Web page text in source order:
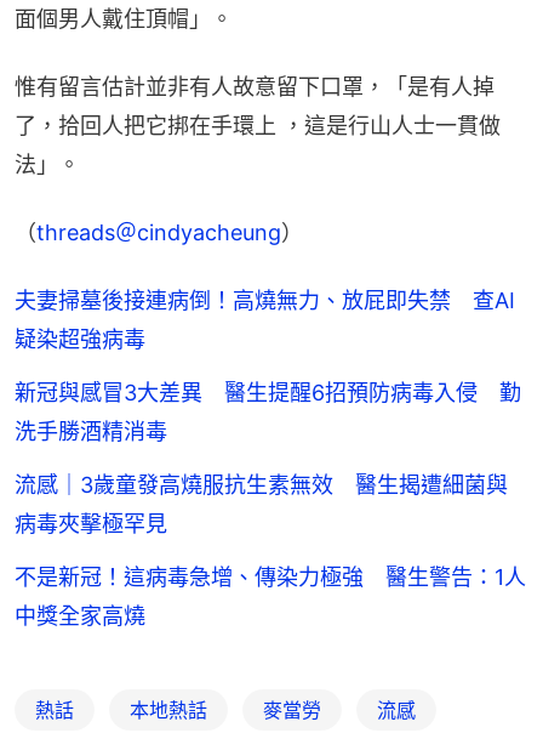
面個男人戴住頂帽」。
惟有留言估計並非有人故意留下口罩，「是有人掉
了，拾回人把它挷在手環上 ，這是行山人士一貫做
法」。
（threads＠cindyacheung）
夫妻掃墓後接連病倒！高燒無力、放屁即失禁 查AI
疑染超強病毒
新冠與感冒3大差異 醫生提醒6招預防病毒入侵 勤
洗手勝酒精消毒
流感｜3歲童發高燒服抗生素無效 醫生揭遭細菌與
病毒夾擊極罕見
不是新冠！這病毒急增、傳染力極強 醫生警告：1人
中獎全家高燒
熱話 本地熱話 麥當勞 流感